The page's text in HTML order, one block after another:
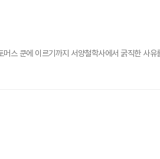
스 쿤에 이르기까지 서양철학사에서 굵직한 사